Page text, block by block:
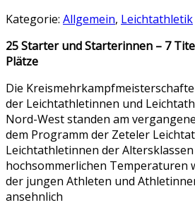
Kategorie: Allgemein, Leichtathletik
25 Starter und Starterinnen – 7
Plätze
Die
der Leichtathletinnen und
Nord-West standen am
dem Programm der Zeteler
Leichtathletinnen der Altersklassen
hochsommerlichen Temperaturen
der jungen Athleten und
ansehnlich